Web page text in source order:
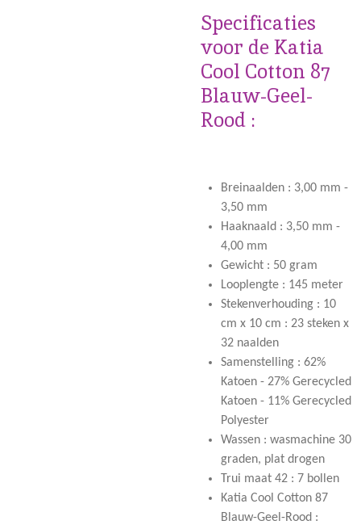
Specificaties
voor de Katia
Cool Cotton 87
Blauw-Geel-
Rood :
Breinaalden : 3,00 mm -
3,50 mm
Haaknaald : 3,50 mm -
4,00 mm
Gewicht : 50 gram
Looplengte : 145 meter
Stekenverhouding : 10
cm x 10 cm : 23 steken x
32 naalden
Samenstelling : 62%
Katoen - 27% Gerecycled
Katoen - 11% Gerecycled
Polyester
Wassen : wasmachine 30
graden, plat drogen
Trui maat 42 : 7 bollen
Katia Cool Cotton 87
Blauw-Geel-Rood :